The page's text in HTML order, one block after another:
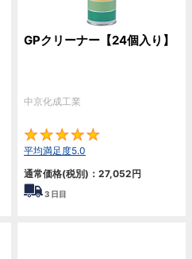
GPクリーナー【24個入り】
中京化成工業
平均満足度5.0
通常価格(税別)： 27,052円
3 日目